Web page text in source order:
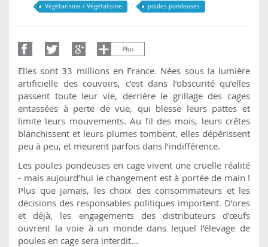
Végétarisme / Végétalisme poules pondeuses
Elles sont 33 millions en France. Nées sous la lumière
artificielle des couvoirs, c’est dans l’obscurité qu’elles
passent toute leur vie, derrière le grillage des cages
entassées à perte de vue, qui blesse leurs pattes et
limite leurs mouvements. Au fil des mois, leurs crêtes
blanchissent et leurs plumes tombent, elles dépérissent
peu à peu, et meurent parfois dans l’indifférence.
Les poules pondeuses en cage vivent une cruelle réalité
- mais aujourd’hui le changement est à portée de main !
Plus que jamais, les choix des consommateurs et les
décisions des responsables politiques importent. D’ores
et déjà, les engagements des distributeurs d’œufs
ouvrent la voie à un monde dans lequel l’élevage de
poules en cage sera interdit...